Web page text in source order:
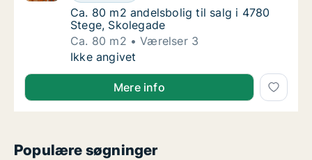
Ca. 80 m2 andelsbolig til salg i 4780 Stege,
Ca. 80 m2 andelsbolig til salg i 4780
Stege, Skolegade
Ca. 80 m2
Værelser 3
Ca. 80 m2 andelsbolig til salg i 4780 Stege,
Ikke angivet
Mere info
Populære søgninger